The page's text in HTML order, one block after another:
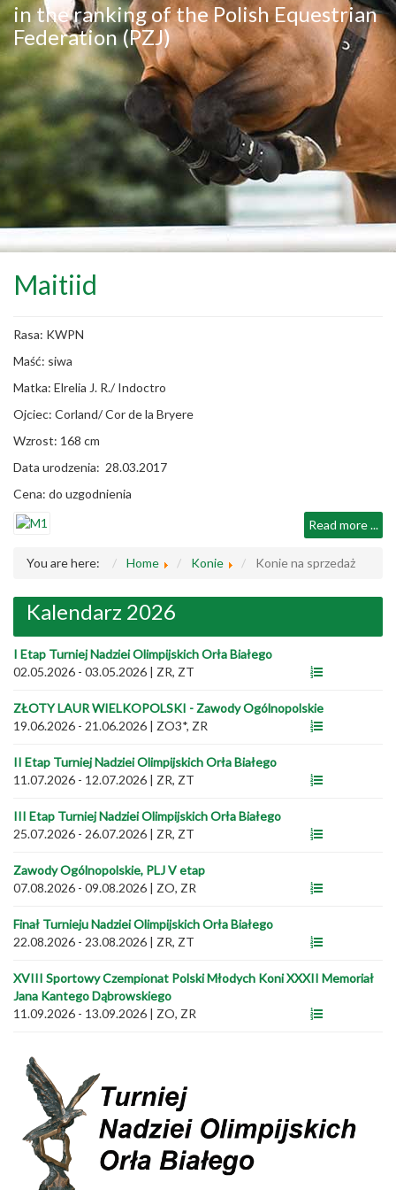
in the ranking of the Polish Equestrian
Federation (PZJ)
Maitiid
Rasa: KWPN
Maść: siwa
Matka: Elrelia J. R./ Indoctro
Ojciec: Corland/ Cor de la Bryere
Wzrost: 168 cm
Data urodzenia: 28.03.2017
Cena: do uzgodnienia
Read more ...
You are here: Home Konie Konie na sprzedaż
Kalendarz 2026
I Etap Turniej Nadziei Olimpijskich Orła Białego
02.05.2026 - 03.05.2026 | ZR, ZT
ZŁOTY LAUR WIELKOPOLSKI - Zawody Ogólnopolskie
19.06.2026 - 21.06.2026 | ZO3*, ZR
II Etap Turniej Nadziei Olimpijskich Orła Białego
11.07.2026 - 12.07.2026 | ZR, ZT
III Etap Turniej Nadziei Olimpijskich Orła Białego
25.07.2026 - 26.07.2026 | ZR, ZT
Zawody Ogólnopolskie, PLJ V etap
07.08.2026 - 09.08.2026 | ZO, ZR
Finał Turnieju Nadziei Olimpijskich Orła Białego
22.08.2026 - 23.08.2026 | ZR, ZT
XVIII Sportowy Czempionat Polski Młodych Koni XXXII Memoriał
Jana Kantego Dąbrowskiego
11.09.2026 - 13.09.2026 | ZO, ZR